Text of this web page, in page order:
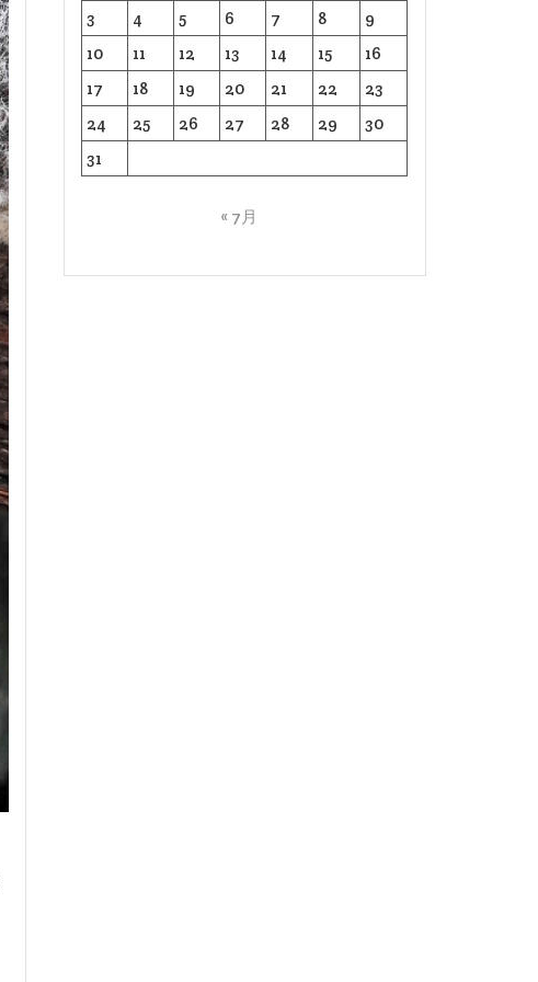
3 4 5 6 7 8
9
10
11 12 13 14 15
16
17
18 19 20 21 22
23
24
25 26 27 28 29
30
31
« 7月